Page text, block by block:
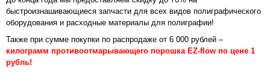
быстроизнашивающиеся запчасти для всех видов полиграфического
оборудования и расходные материалы для полиграфии!
Также при сумме покупки по распродаже от 6 000 рублей –
килограмм противоотмарывающего порошка EZ-flow по цене 1
рубль!